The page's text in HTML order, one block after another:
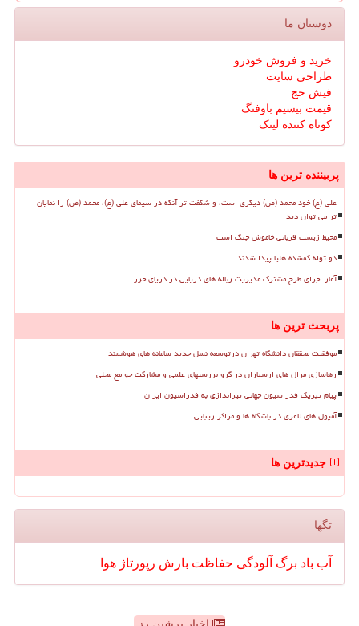
دوستان ما
خرید و فروش خودرو
طراحی سایت
فیش حج
قیمت بیسیم باوفنگ
کوتاه کننده لینک
پربیننده ترین ها
علی (ع) خود محمد (ص) دیگری است، و شگفت تر آنکه در سیمای علی (ع)، محمد (ص) را نمایان
تر می توان دید
محیط زیست قربانی خاموش جنگ است
دو توله گمشده هلیا پیدا شدند
آغاز اجرای طرح مشترک مدیریت زباله های دریایی در دریای خزر
پربحث ترین ها
موفقیت محققان دانشگاه تهران درتوسعه نسل جدید سامانه های هوشمند
رهاسازی مرال های ارسباران در گرو بررسیهای علمی و مشارکت جوامع محلی
پیام تبریک فدراسیون جهانی تیراندازی به فدراسیون ایران
آمپول های لاغری در باشگاه ها و مراکز زیبایی
جدیدترین ها
تگها
آب باد برگ آلودگی حفاظت بارش رپورتاژ هوا